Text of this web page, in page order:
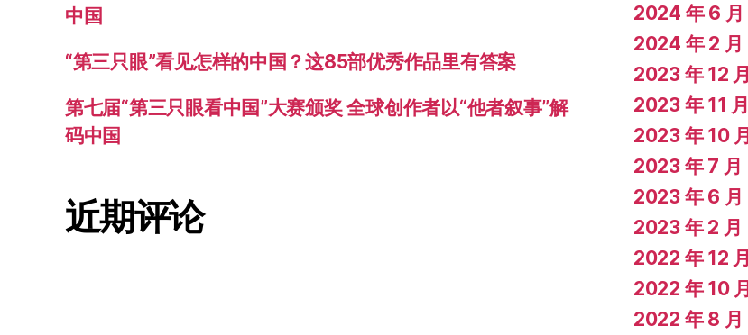
中国
“第三只眼”看见怎样的中国？这85部优秀作品里有答案
第七届“第三只眼看中国”大赛颁奖 全球创作者以“他者叙事”解
码中国
近期评论
2024 年 6 月
2024 年 2 月
2023 年 12 月
2023 年 11 月
2023 年 10 月
2023 年 7 月
2023 年 6 月
2023 年 2 月
2022 年 12 月
2022 年 10 月
2022 年 8 月